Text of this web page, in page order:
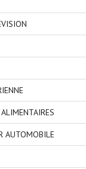
AUTOMOBILE